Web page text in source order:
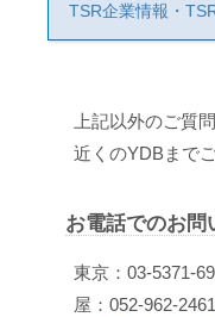
上記以外のご質
近くのYDBまで
お電話でのお問
東京：03-5371-
屋：052-962-2461